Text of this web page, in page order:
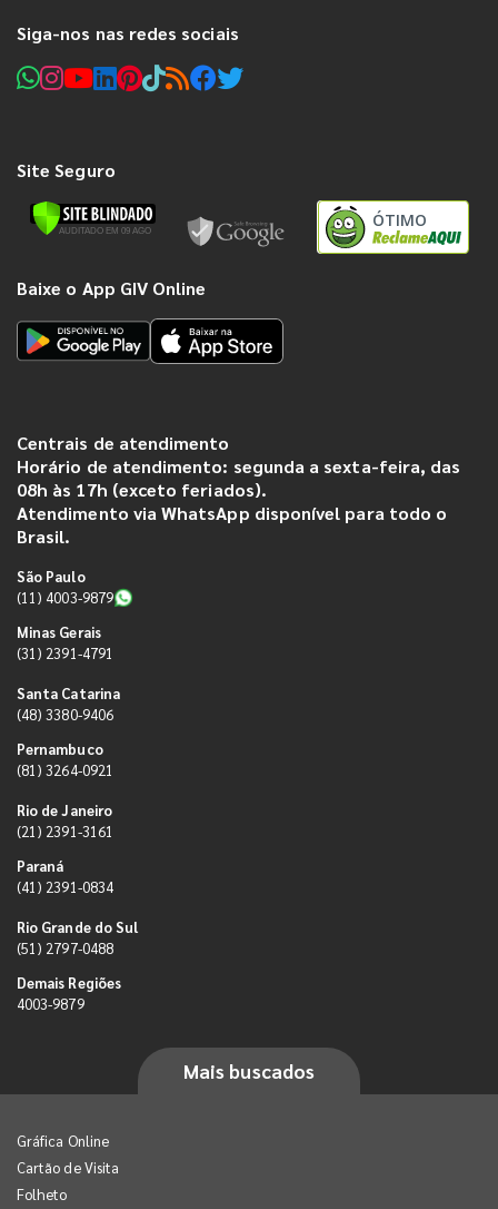
Siga-nos nas redes sociais
Site Seguro
ÓTIMO
Baixe o App GIV Online
Centrais de atendimento
Horário de atendimento: segunda a sexta-feira, das
08h às 17h (exceto feriados).
Atendimento via WhatsApp disponível para todo o
Brasil.
São Paulo
(11) 4003-9879
Minas Gerais
(31) 2391-4791
Santa Catarina
(48) 3380-9406
Pernambuco
(81) 3264-0921
Rio de Janeiro
(21) 2391-3161
Paraná
(41) 2391-0834
Rio Grande do Sul
(51) 2797-0488
Demais Regiões
4003-9879
Mais buscados
Gráfica Online
Cartão de Visita
Folheto